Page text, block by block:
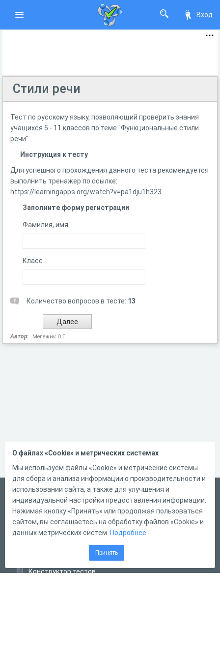
Вход
Стили речи
Тест по русскому языку, позволяющий проверить знания
учащихся 5 - 11 классов по теме "Функциональные стили
речи"
Инструкция к тесту
Для успешного прохождения данного теста рекомендуется
выполнить тренажер по ссылке:
https://learningapps.org/watch?v=pa1dju1h323
Заполните форму регистрации
Фамилия, имя
Класс
Количество вопросов в тесте: 13
Автор: Мележик О.Г.
Русский
Справка
Форма обратной связи
Конструктор тестов
О файлах «Cookie» и метрических системах
Мы используем файлы «Cookie» и метрические системы
для сбора и анализа информации о производительности и
использовании сайта, а также для улучшения и
индивидуальной настройки предоставления информации.
Нажимая кнопку «Принять» или продолжая пользоваться
сайтом, вы соглашаетесь на обработку файлов «Cookie» и
данных метрических систем. Подробнее
Принять